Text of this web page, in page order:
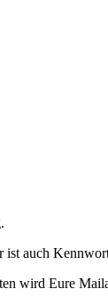
auch
wird Eure